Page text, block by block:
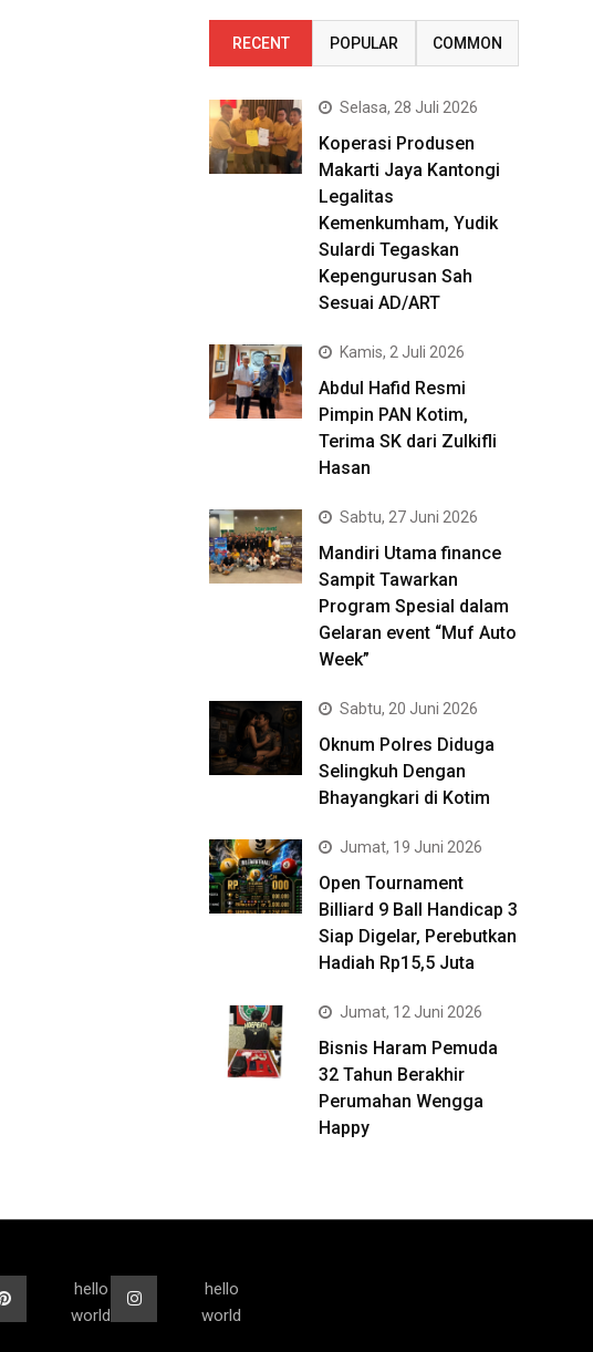
RECENT POPULAR COMMON
Selasa, 28 Juli 2026
Koperasi Produsen
Makarti Jaya Kantongi
Legalitas
Kemenkumham, Yudik
Sulardi Tegaskan
Kepengurusan Sah
Sesuai AD/ART
Kamis, 2 Juli 2026
Abdul Hafid Resmi
Pimpin PAN Kotim,
Terima SK dari Zulkifli
Hasan
Sabtu, 27 Juni 2026
Mandiri Utama finance
Sampit Tawarkan
Program Spesial dalam
Gelaran event “Muf Auto
Week”
Sabtu, 20 Juni 2026
Oknum Polres Diduga
Selingkuh Dengan
Bhayangkari di Kotim
Jumat, 19 Juni 2026
Open Tournament
Billiard 9 Ball Handicap 3
Siap Digelar, Perebutkan
Hadiah Rp15,5 Juta
Jumat, 12 Juni 2026
Bisnis Haram Pemuda
32 Tahun Berakhir
Perumahan Wengga
Happy
hello
world
hello
world